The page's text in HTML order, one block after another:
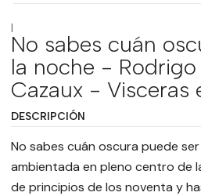
|
No sabes cuán
la noche - Rodrigo
Cazaux - Visceras
DESCRIPCIÓN
No sabes cuán oscura puede
ambientada en pleno centro de
de principios de los noventa y